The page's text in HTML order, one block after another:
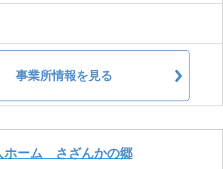
事業所情報を見る
ホーム さざんかの郷